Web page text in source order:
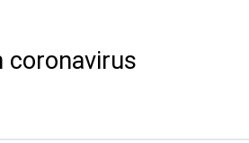
coronavirus